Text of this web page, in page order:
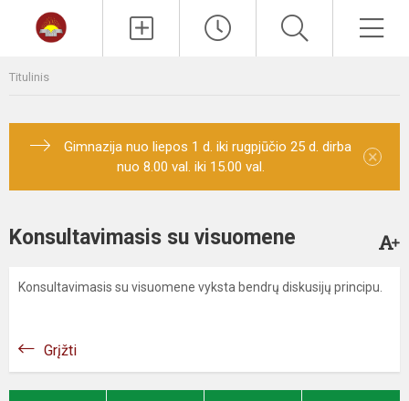
Titulinis
Gimnazija nuo liepos 1 d. iki rugpjūčio 25 d. dirba
nuo 8.00 val. iki 15.00 val.
×
Konsultavimasis su visuomene
Konsultavimasis su visuomene vyksta bendrų diskusijų principu.
Grįžti